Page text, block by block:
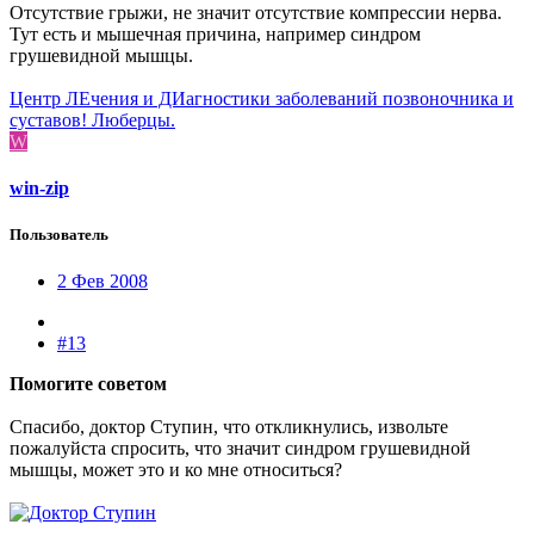
Отсутствие грыжи, не значит отсутствие компрессии нерва.
Тут есть и мышечная причина, например синдром
грушевидной мышцы.
Центр ЛЕчения и ДИагностики заболеваний позвоночника и
суставов! Люберцы.
W
win-zip
Пользователь
2 Фев 2008
#13
Помогите советом
Спасибо, доктор Ступин, что откликнулись, извольте
пожалуйста спросить, что значит синдром грушевидной
мышцы, может это и ко мне относиться?